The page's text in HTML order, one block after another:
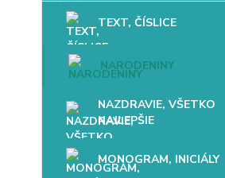
TEXT, ČÍSLICE
NARODENINY
NAZDRAVIE, VŠETKO
NAJLEPŠIE
MONOGRAM, INICIÁLY